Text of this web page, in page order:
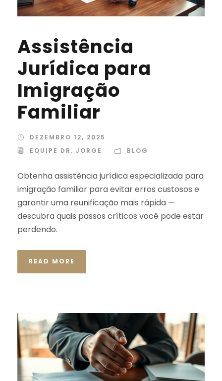
Assistência
Jurídica para
Imigração
Familiar
DEZEMBRO 12, 2025
EQUIPE DR. JORGE
BLOG
Obtenha assistência jurídica especializada para
imigração familiar para evitar erros custosos e
garantir uma reunificação mais rápida —
descubra quais passos críticos você pode estar
perdendo.
READ MORE